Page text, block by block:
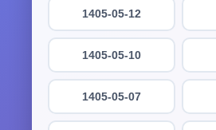
1405-05-12
1405-05-10
1405-05-07